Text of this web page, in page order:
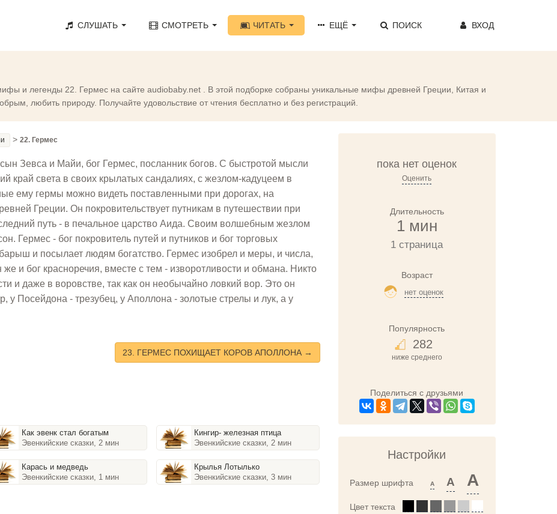
СЛУШАТЬ СМОТРЕТЬ ЧИТАТЬ ЕЩЁ ПОИСК ВХОД
и легенды 22. Гермес на сайте audiobaby.net . В этой подборке собраны уникальные мифы древней Греции, Китая и
любить природу. Получайте удовольствие от чтения бесплатно и без регистраций.
> 22. Гермес
Зевса и Майи, бог Гермес, посланник богов. С быстротой мысли
край света в своих крылатых сандалиях, с жезлом-кадуцеем в
ему гермы можно видеть поставленными при дорогах, на
Греции. Он покровительствует путникам в путешествии при
путь - в печальное царство Аида. Своим волшебным жезлом
Гермес - бог покровитель путей и путников и бог торговых
и посылает людям богатство. Гермес изобрел и меры, и числа,
и бог красноречия, вместе с тем - изворотливости и обмана. Никто
и даже в воровстве, так как он необычайно ловкий вор. Это он
у Посейдона - трезубец, у Аполлона - золотые стрелы и лук, а у
23. ГЕРМЕС ПОХИЩАЕТ КОРОВ АПОЛЛОНА →
Как эвенк стал богатым
Эвенкийские сказки, 2 мин
Карась и медведь
Эвенкийские сказки, 1 мин
Кингир- железная птица
Эвенкийские сказки, 2 мин
Крылья Лотылько
Эвенкийские сказки, 3 мин
пока нет оценок
Оценить
Длительность
1 мин
1 страница
Возраст
нет оценок
Популярность
282
ниже среднего
Поделиться с друзьями
Настройки
Размер шрифта A A A
Цвет текста